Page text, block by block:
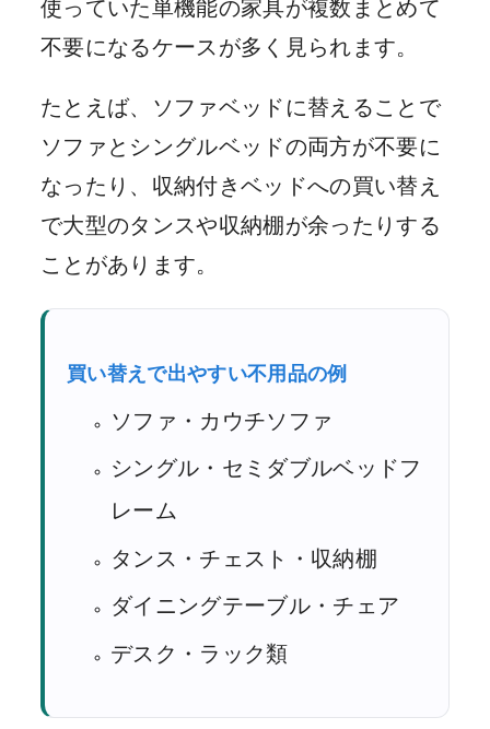
使っていた単機能の家具が複数まとめて
不要になるケースが多く見られます。
たとえば、ソファベッドに替えることで
ソファとシングルベッドの両方が不要に
なったり、収納付きベッドへの買い替え
で大型のタンスや収納棚が余ったりする
ことがあります。
買い替えで出やすい不用品の例
ソファ・カウチソファ
シングル・セミダブルベッドフ
レーム
タンス・チェスト・収納棚
ダイニングテーブル・チェア
デスク・ラック類